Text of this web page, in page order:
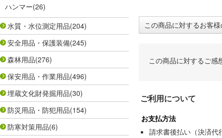
ハンマー(26)
水質・水位測定用品(204)
安全用品・保護装備(245)
森林用品(276)
保安用品・作業用品(496)
埋蔵文化財発掘用品(30)
防災用品・防犯用品(154)
防寒対策用品(6)
この商品に対するお客
この商品に対するご感
ご利用について
お支払方法
請求書後払い（決済代